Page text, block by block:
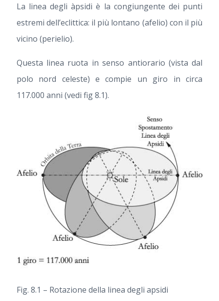
La linea degli àpsidi è la congiungente dei punti
estremi dell’eclittica: il più lontano (afelio) con il più
vicino (perielio).
Questa linea ruota in senso antiorario (vista dal
polo nord celeste) e compie un giro in circa
117.000 anni (vedi fig 8.1).
Fig. 8.1 – Rotazione della linea degli apsidi